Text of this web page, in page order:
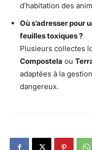
d’habitation des
Où s’adresser pour
feuilles toxiques ?
Plusieurs collectes
Compostela ou
adaptées à la
dangereux.